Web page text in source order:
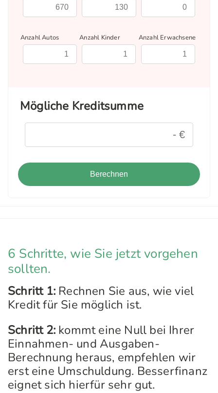
Anzahl Autos Anzahl Kinder Anzahl Erwachsene
Mögliche Kreditsumme
Berechnen
6 Schritte, wie Sie jetzt vorgehen
sollten.
Schritt 1: Rechnen Sie aus, wie viel
Kredit für Sie möglich ist.
Schritt 2: kommt eine Null bei Ihrer
Einnahmen- und Ausgaben-
Berechnung heraus, empfehlen wir
erst eine Umschuldung. Besserfinanz
eignet sich hierfür sehr gut.